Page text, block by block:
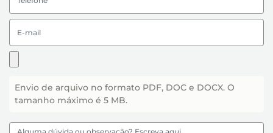
Envio de arquivo no formato PDF, DOC e DOCX. O
tamanho máximo é 5 MB.